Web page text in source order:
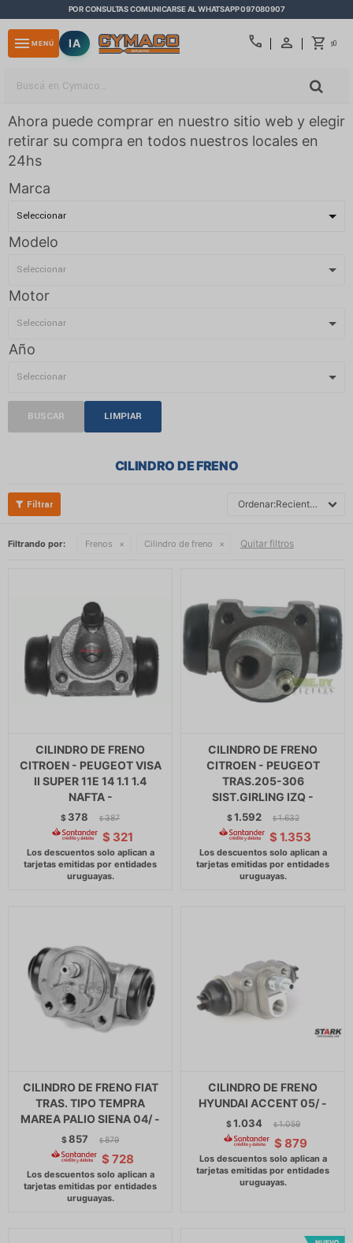
POR CONSULTAS COMUNICARSE AL WHATSAPP 097080907
call $0
menu MENÚ IA
Ahora puede comprar en nuestro sitio web y elegir
retirar su compra en todos nuestros locales en
24hs
Marca
Modelo
Motor
Año
BUSCAR LIMPIAR
CILINDRO DE FRENO
Recientes
Filtrando por: Frenos Cilindro de freno Quitar filtros
CILINDRO DE FRENO
CITROEN - PEUGEOT VISA
II SUPER 11E 14 1.1 1.4
NAFTA -
$ 378 $ 387
$ 321
CILINDRO DE FRENO
CITROEN - PEUGEOT
TRAS.205-306
SIST.GIRLING IZQ -
$1.592 $ 1.632
$ 1.353
CILINDRO DE FRENO FIAT
TRAS. TIPO TEMPRA
MAREA PALIO SIENA 04/ -
$857 $ 879
$ 728
CILINDRO DE FRENO
HYUNDAI ACCENT 05/ -
$1.034 $ 1.059
$ 879
close